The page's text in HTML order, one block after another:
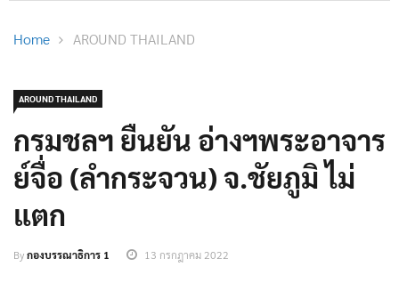
Home AROUND THAILAND
AROUND THAILAND
กรมชลฯ ยืนยัน อ่างฯพระอาจาร
ย์จื่อ (ลำกระจวน) จ.ชัยภูมิ ไม่
แตก
Byกองบรรณาธิการ 1 13 กรกฎาคม 2022